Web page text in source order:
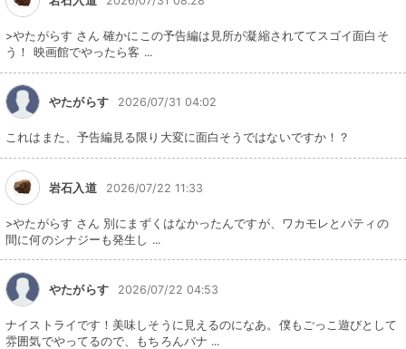
>やたがらす さん 確かにこの予告編は見所が凝縮されててスゴイ面白そ
う！ 映画館でやったら客 ...
やたがらす 2026/07/31 04:02
これはまた、予告編見る限り大変に面白そうではないですか！？
岩石入道 2026/07/22 11:33
>やたがらす さん 別にまずくはなかったんですが、ワカモレとパティの
間に何のシナジーも発生し ...
やたがらす 2026/07/22 04:53
ナイストライです！美味しそうに見えるのになあ。僕もごっこ遊びとして
雰囲気でやってるので、もちろんバナ ...